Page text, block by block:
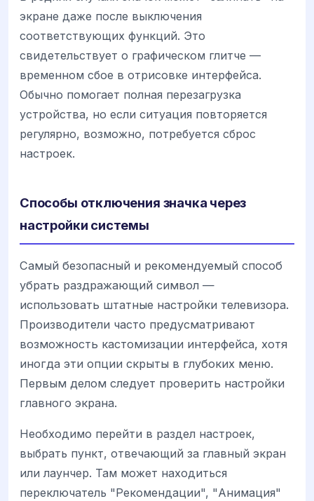
экране даже после выключения
соответствующих функций. Это
свидетельствует о графическом глитче —
временном сбое в отрисовке интерфейса.
Обычно помогает полная перезагрузка
устройства, но если ситуация повторяется
регулярно, возможно, потребуется сброс
настроек.
Способы отключения значка через
настройки системы
Самый безопасный и рекомендуемый способ
убрать раздражающий символ —
использовать штатные настройки телевизора.
Производители часто предусматривают
возможность кастомизации интерфейса, хотя
иногда эти опции скрыты в глубоких меню.
Первым делом следует проверить настройки
главного экрана.
Необходимо перейти в раздел настроек,
выбрать пункт, отвечающий за главный экран
или лаунчер. Там может находиться
переключатель "Рекомендации", "Анимация"